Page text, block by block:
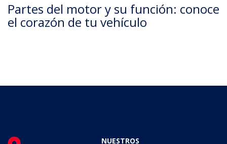
Partes del motor y su función: conoce
el corazón de tu vehículo
NUESTROS